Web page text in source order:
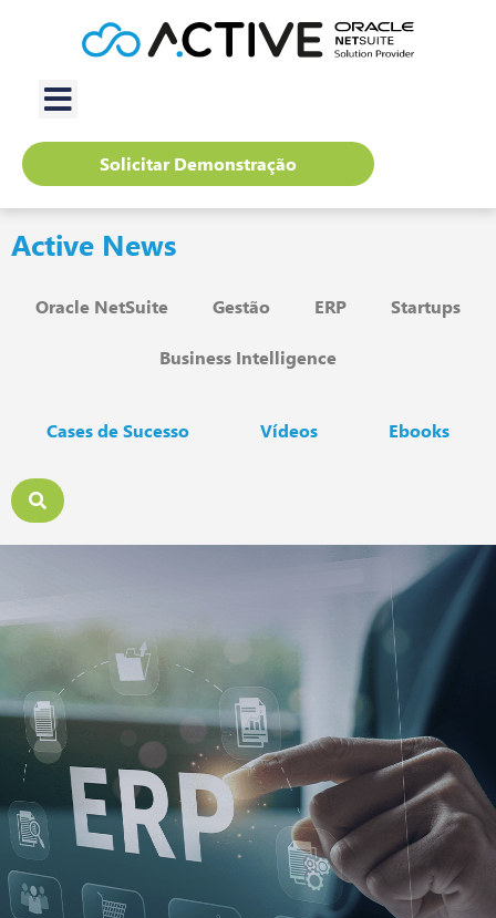
Solicitar Demonstração
Active News
Oracle NetSuite Gestão ERP Startups
Business Intelligence
Cases de Sucesso Vídeos Ebooks